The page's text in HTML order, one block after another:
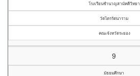
โรงเรียนชำนาญสามัคคีวิทยา
วัดไตรรัตนาราม
คณะจังหวัดระยอง
9
มัธยมศึกษา